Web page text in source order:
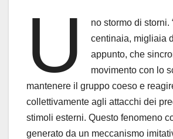
U
no stormo di storni.
centinaia, migliaia
appunto, che
movimento con lo
mantenere il gruppo coeso e
collettivamente agli attacchi dei
stimoli esterni. Questo fenomeno
generato da un meccanismo